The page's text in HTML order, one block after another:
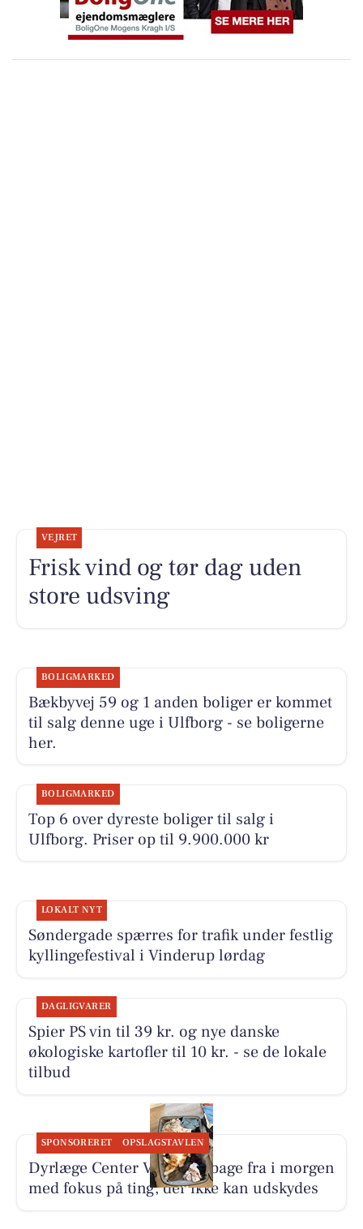
VEJRET
Frisk vind og tør dag uden
store udsving
BOLIGMARKED
Bækbyvej 59 og 1 anden boliger er kommet
til salg denne uge i Ulfborg - se boligerne
her.
BOLIGMARKED
Top 6 over dyreste boliger til salg i
Ulfborg. Priser op til 9.900.000 kr
LOKALT NYT
Søndergade spærres for trafik under festlig
kyllingefestival i Vinderup lørdag
DAGLIGVARER
Spier PS vin til 39 kr. og nye danske
økologiske kartofler til 10 kr. - se de lokale
tilbud
SPONSORERET OPSLAGSTAVLEN
Dyrlæge Center Vest er tilbage fra i morgen
med fokus på ting, der ikke kan udskydes